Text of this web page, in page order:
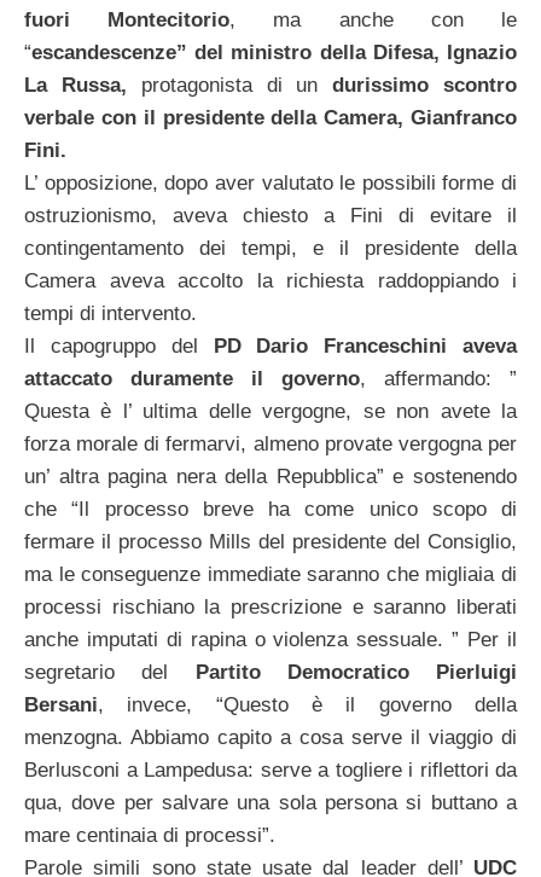
fuori Montecitorio, ma anche con le
“escandescenze” del ministro della Difesa, Ignazio
La Russa, protagonista di undurissimo scontro
verbale con il presidente della Camera, Gianfranco
Fini.
L’ opposizione, dopo aver valutato le possibili forme di
ostruzionismo, aveva chiesto a Fini di evitare il
contingentamento dei tempi, e il presidente della
Camera aveva accolto la richiesta raddoppiando i
tempi di intervento.
Il capogruppo del PD Dario Franceschini
aveva
attaccato duramente il governo, affermando: ”
Questa è l’ ultima delle vergogne, se non avete la
forza morale di fermarvi, almeno provate vergogna per
un’ altra pagina nera della Repubblica” e sostenendo
che “Il processo breve ha come unico scopo di
fermare il processo Mills del presidente del Consiglio,
ma le conseguenze immediate saranno che migliaia di
processi rischiano la prescrizione e saranno liberati
anche imputati di rapina o violenza sessuale. ” Per il
segretario del Partito Democratico
Pierluigi
Bersani, invece, “Questo è il governo della
menzogna. Abbiamo capito a cosa serve il viaggio di
Berlusconi a Lampedusa: serve a togliere i riflettori da
qua, dove per salvare una sola persona si buttano a
mare centinaia di processi”.
Parole simili sono state usate dal leader dell’ UDC